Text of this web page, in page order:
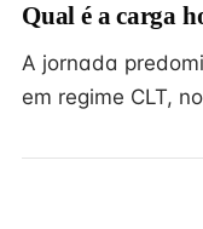
Qual é a carga
A jornada
em regime CLT,